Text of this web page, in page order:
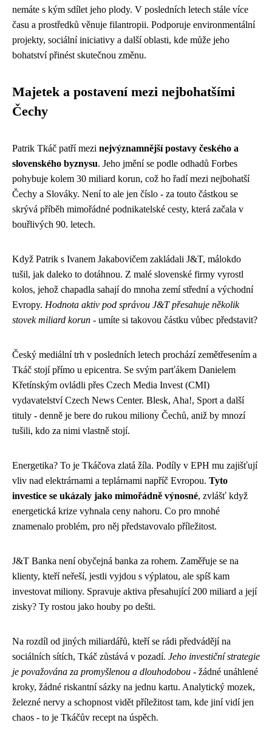
nemáte s kým sdílet jeho plody. V posledních letech stále více
času a prostředků věnuje filantropii. Podporuje environmentální
projekty, sociální iniciativy a další oblasti, kde může jeho
bohatství přinést skutečnou změnu.
Majetek a postavení mezi nejbohatšími
Čechy
Patrik Tkáč patří mezi nejvýznamnější postavy českého a
slovenského byznysu. Jeho jmění se podle odhadů Forbes
pohybuje kolem 30 miliard korun, což ho řadí mezi nejbohatší
Čechy a Slováky. Není to ale jen číslo - za touto částkou se
skrývá příběh mimořádné podnikatelské cesty, která začala v
bouřlivých 90. letech.
Když Patrik s Ivanem Jakabovičem zakládali J&T, málokdo
tušil, jak daleko to dotáhnou. Z malé slovenské firmy vyrostl
kolos, jehož chapadla sahají do mnoha zemí střední a východní
Evropy. Hodnota aktiv pod správou J&T přesahuje několik
stovek miliard korun - umíte si takovou částku vůbec představit?
Český mediální trh v posledních letech prochází zemětřesením a
Tkáč stojí přímo u epicentra. Se svým parťákem Danielem
Křetínským ovládli přes Czech Media Invest (CMI)
vydavatelství Czech News Center. Blesk, Aha!, Sport a další
tituly - denně je bere do rukou miliony Čechů, aniž by mnozí
tušili, kdo za nimi vlastně stojí.
Energetika? To je Tkáčova zlatá žíla. Podíly v EPH mu zajišťují
vliv nad elektrárnami a teplárnami napříč Evropou. Tyto
investice se ukázaly jako mimořádně výnosné, zvlášť když
energetická krize vyhnala ceny nahoru. Co pro mnohé
znamenalo problém, pro něj představovalo příležitost.
J&T Banka není obyčejná banka za rohem. Zaměřuje se na
klienty, kteří neřeší, jestli vyjdou s výplatou, ale spíš kam
investovat miliony. Spravuje aktiva přesahující 200 miliard a její
zisky? Ty rostou jako houby po dešti.
Na rozdíl od jiných miliardářů, kteří se rádi předvádějí na
sociálních sítích, Tkáč zůstává v pozadí. Jeho investiční strategie
je považována za promyšlenou a dlouhodobou - žádné unáhlené
kroky, žádné riskantní sázky na jednu kartu. Analytický mozek,
železné nervy a schopnost vidět příležitost tam, kde jiní vidí jen
chaos - to je Tkáčův recept na úspěch.